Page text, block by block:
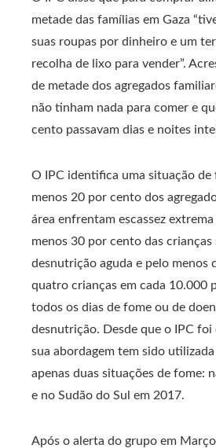
metade das famílias em Gaza
suas roupas por dinheiro e um
recolha de lixo para vender”.
de metade dos agregados
não tinham nada para comer e
cento passavam dias e noites
O IPC identifica uma situação de
menos 20 por cento dos
área enfrentam escassez
menos 30 por cento das crianças
desnutrição aguda e pelo menos
quatro crianças em cada 10.000
todos os dias de fome ou de
desnutrição. Desde que o IPC foi
sua abordagem tem sido
apenas duas situações de fome:
e no Sudão do Sul em 2017.
Após o alerta do grupo em